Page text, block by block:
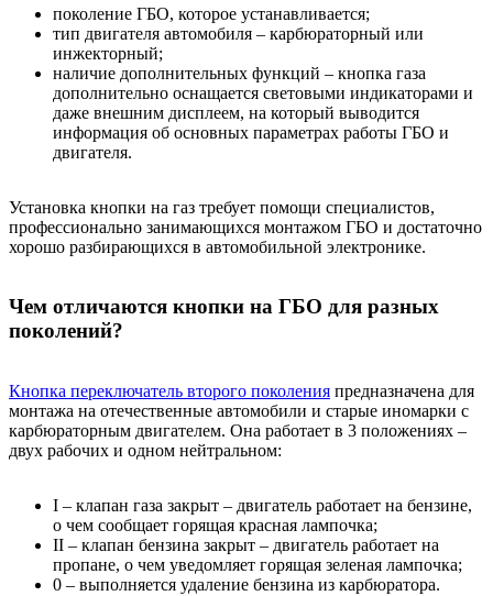
поколение ГБО, которое устанавливается;
тип двигателя автомобиля – карбюраторный или
инжекторный;
наличие дополнительных функций – кнопка газа
дополнительно оснащается световыми индикаторами и
даже внешним дисплеем, на который выводится
информация об основных параметрах работы ГБО и
двигателя.
Установка кнопки на газ требует помощи специалистов,
профессионально занимающихся монтажом ГБО и достаточно
хорошо разбирающихся в автомобильной электронике.
Чем отличаются кнопки на ГБО для разных
поколений?
Кнопка переключатель второго поколения предназначена для
монтажа на отечественные автомобили и старые иномарки с
карбюраторным двигателем. Она работает в 3 положениях –
двух рабочих и одном нейтральном:
I – клапан газа закрыт – двигатель работает на бензине,
о чем сообщает горящая красная лампочка;
II – клапан бензина закрыт – двигатель работает на
пропане, о чем уведомляет горящая зеленая лампочка;
0 – выполняется удаление бензина из карбюратора.